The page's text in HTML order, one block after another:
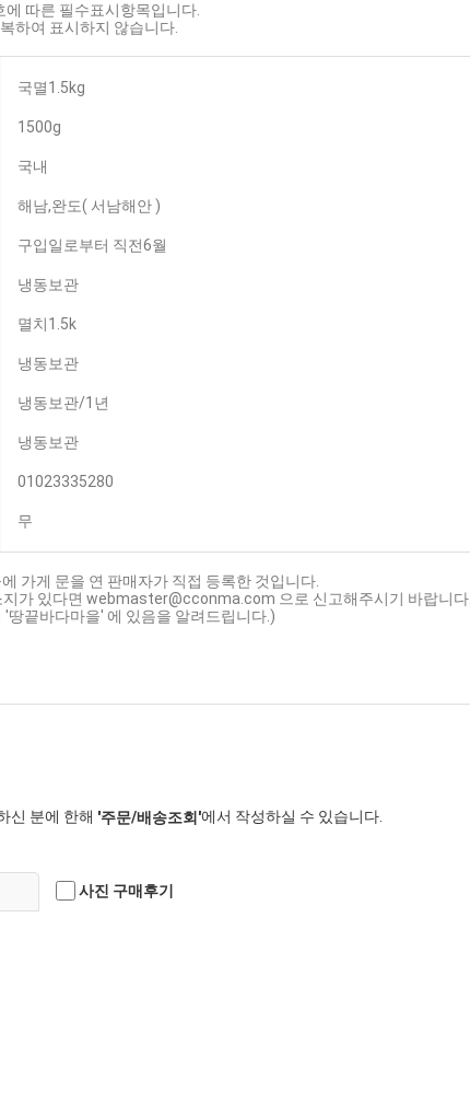
따른 필수표시항목입니다.
하여 표시하지 않습니다.
국멸1.5kg
1500g
국내
해남,완도( 서남해안 )
구입일로부터 직전6월
냉동보관
멸치1.5k
냉동보관
냉동보관/1년
냉동보관
01023335280
무
가게 문을 연 판매자가 직접 등록한 것입니다.
지가 있다면 webmaster@cconma.com 으로 신고해주시기 바랍니다.
땅끝바다마을' 에 있음을 알려드립니다.)
신 분에 한해 '주문/배송조회'에서 작성하실 수 있습니다.
사진 구매후기